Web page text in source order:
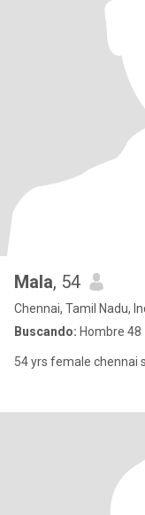
Mala, 54
Chennai, Tamil Nadu,
Buscando: Hombre 48
54 yrs female chennai